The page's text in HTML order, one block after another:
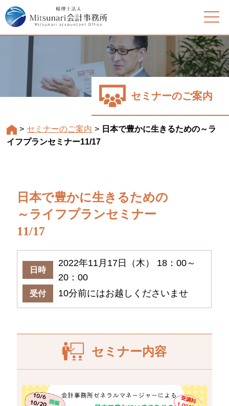
> セミナーのご案内 > 日本で豊かに生きるための～ラ
イフプランセミナー11/17
セミナーのご案内
日本で豊かに生きるための
～ライフプランセミナー
11/17
日時
2022年11月17日（木） 18：00～
20：00
受付 10分前にはお越しくださいませ
セミナー内容